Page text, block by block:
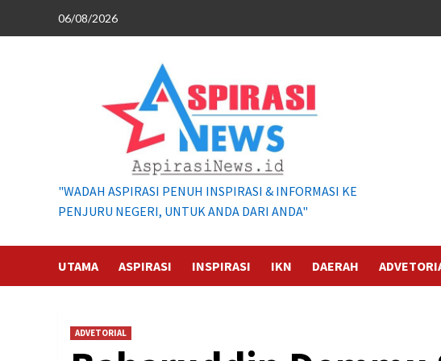
06/08/2026
"WADAH ASPIRASI PENUH INSPIRASI & INFORMASI KE
PENJURU NEGERI, UNTUK ANDA DARI ANDA"
UTAMA ASPIRASI INSPIRASI IKN DAERAH
ADVETORIAL